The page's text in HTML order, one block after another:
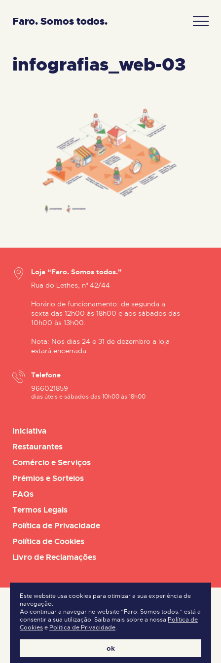
Este website usa cookies para otimizar a sua experiência de
navegação.
Ao continuar a navegar no website “Faro. Somos todos.” está a
consentir a sua utilização. Saiba mais sobre a nossa Política de
Cookies e Política de Privacidade.
ok
Faro. Somos todos.
infografias_web-03
Loja “Faro. Somos todos.”
Rua do Lethes, nº 42/44
Horário de funcionamento: de segunda a
sexta das 12h00 às 18h00 e aos sábados das
10h00 às 13h00.
Nota: Nos dias 24 e 31 de dezembro a loja
estará encerrada.
Telefone
966021859
dias úteis e sábados das 10h00 às 18h00
Iniciativa
Restaurantes
Comércio e Serviços
Prémios e Sorteios
FAQs
Termos Legais
Política de Privacidade
Política de Cookies
Livro de Reclamações